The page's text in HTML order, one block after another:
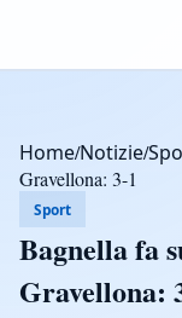
Home/Notizie/
Gravellona: 3-1
Sport
Bagnella fa
Gravellona: